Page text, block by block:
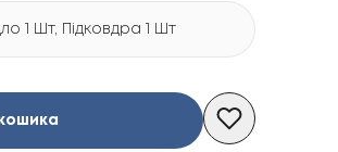
1 Шт, Підковдра 1 Шт